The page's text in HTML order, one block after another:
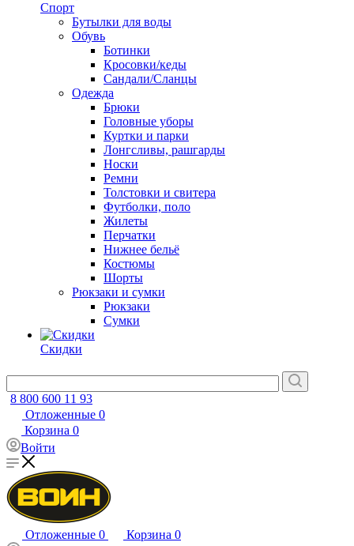
Спорт
Бутылки для воды
Обувь
Ботинки
Кросовки/кеды
Сандали/Сланцы
Одежда
Брюки
Головные уборы
Куртки и парки
Лонгсливы, рашгарды
Носки
Ремни
Толстовки и свитера
Футболки, поло
Жилеты
Перчатки
Нижнее бельё
Костюмы
Шорты
Рюкзаки и сумки
Рюкзаки
Сумки
Скидки
8 800 600 11 93
Отложенные 0
Корзина 0
Войти
Отложенные 0 Корзина 0